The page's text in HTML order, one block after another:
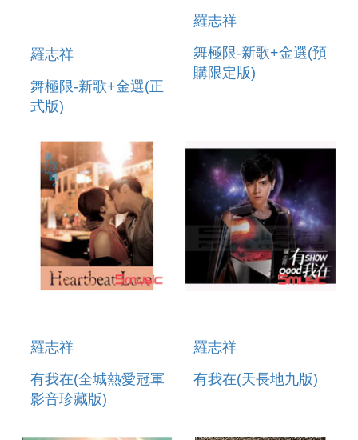
羅志祥
舞極限-新歌+金選(正
式版)
羅志祥
舞極限-新歌+金選(預
購限定版)
羅志祥
有我在(全城熱愛冠軍
影音珍藏版)
羅志祥
有我在(天長地九版)